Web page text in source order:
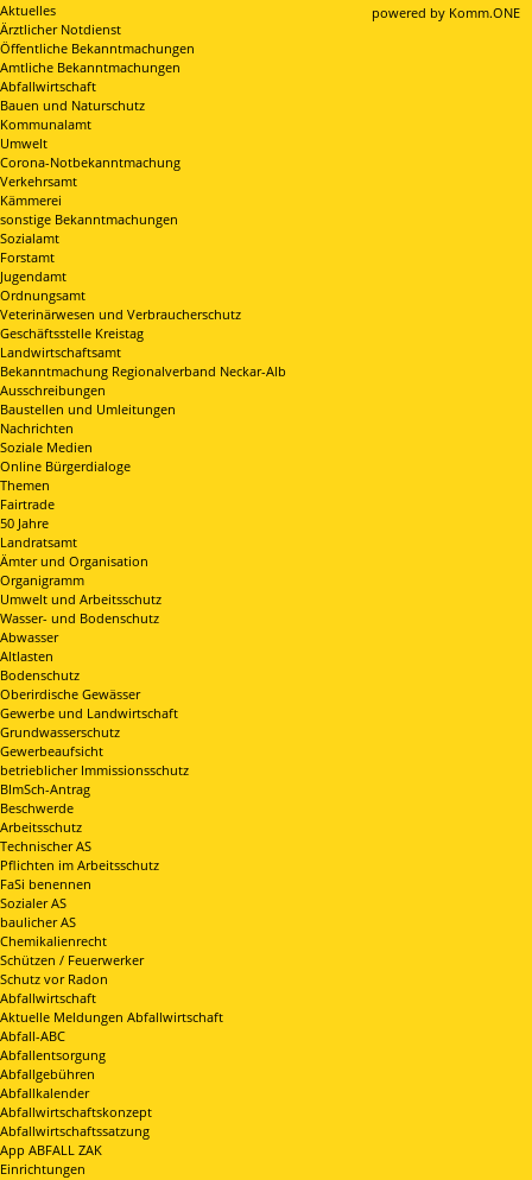
powered by Komm.ONE
Aktuelles
Ärztlicher Notdienst
Öffentliche Bekanntmachungen
Amtliche Bekanntmachungen
Abfallwirtschaft
Bauen und Naturschutz
Kommunalamt
Umwelt
Corona-Notbekanntmachung
Verkehrsamt
Kämmerei
sonstige Bekanntmachungen
Sozialamt
Forstamt
Jugendamt
Ordnungsamt
Veterinärwesen und Verbraucherschutz
Geschäftsstelle Kreistag
Landwirtschaftsamt
Bekanntmachung Regionalverband Neckar-Alb
Ausschreibungen
Baustellen und Umleitungen
Nachrichten
Soziale Medien
Online Bürgerdialoge
Themen
Fairtrade
50 Jahre
Landratsamt
Ämter und Organisation
Organigramm
Umwelt und Arbeitsschutz
Wasser- und Bodenschutz
Abwasser
Altlasten
Bodenschutz
Oberirdische Gewässer
Gewerbe und Landwirtschaft
Grundwasserschutz
Gewerbeaufsicht
betrieblicher Immissionsschutz
BImSch-Antrag
Beschwerde
Arbeitsschutz
Technischer AS
Pflichten im Arbeitsschutz
FaSi benennen
Sozialer AS
baulicher AS
Chemikalienrecht
Schützen / Feuerwerker
Schutz vor Radon
Abfallwirtschaft
Aktuelle Meldungen Abfallwirtschaft
Abfall-ABC
Abfallentsorgung
Abfallgebühren
Abfallkalender
Abfallwirtschaftskonzept
Abfallwirtschaftssatzung
App ABFALL ZAK
Einrichtungen